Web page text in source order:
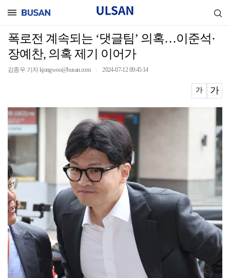
폭로전 계속되는 ‘댓글팀’ 의혹…이준석·
장예찬, 의혹 제기 이어가
김종우 기자 kjongwoo@busan.com 2024-07-12 09:45:14
가 가